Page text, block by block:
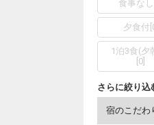
食事なし
夕食付
1泊3食(夕
0
さらに絞り込
宿のこだわ